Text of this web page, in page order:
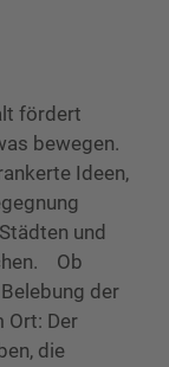
fördert
bewegen.
Ideen,
und
Ob
der
Ort: Der
die